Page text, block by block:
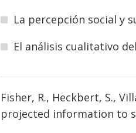
La percepción social y
El análisis cualitativo
Fisher, R., Heckbert, S.,
projected information to